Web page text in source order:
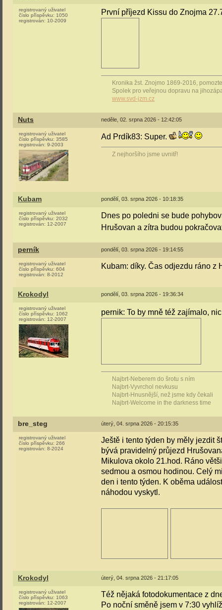
registrovaný uživatel
číslo příspěvku: 1050
registrován: 10-2009
První příjezd Kissu do Znojma
Kronika žst. Znojmo 1869-2016,
Spolek pro veřejnou dopravu na
www.svd-jzm.cz
Nuts neděle, 02. srpna 2026 - 12:42:05
registrovaný uživatel
číslo příspěvku: 3585
registrován: 9-2003
Ad Prdík83: Super.
Z nejhoršího jsme uvnitř!
Kubam pondělí, 03. srpna 2026 - 10:18:35
registrovaný uživatel
číslo příspěvku: 2032
registrován: 12-2007
Dnes po poledni se bude
Hrušovan a zítra budou
perník pondělí, 03. srpna 2026 - 19:14:55
registrovaný uživatel
číslo příspěvku: 604
registrován: 8-2012
Kubam: díky. Čas odjezdu ráno z
Krokodyl pondělí, 03. srpna 2026 - 19:36:34
registrovaný uživatel
číslo příspěvku: 1062
registrován: 12-2007
pernik: To by mně též zajímalo,
Najbrt-Neberem do šrotu s ním
Najbrt-Vyvrchol nevkusu
Najbrt-Hnusnější, než jsme kdy čekali
Najbrt-Welcome in the darkness time
bre_steg úterý, 04. srpna 2026 - 20:15:35
registrovaný uživatel
číslo příspěvku: 266
registrován: 8-2024
Ještě i tento týden by měly jezdit
bývá pravidelný průjezd
Mikulova okolo 21.hod. Ráno
sedmou a osmou hodinou. Celý
den i tento týden. K oběma
náhodou vyskytl.
Krokodyl úterý, 04. srpna 2026 - 21:17:05
registrovaný uživatel
číslo příspěvku: 1063
registrován: 12-2007
Též nějaká fotodokumentace z
Po noční směně jsem v 7:30